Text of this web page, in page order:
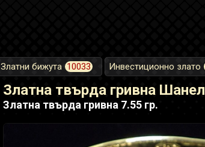
Златни бижута 10033 Инвестиционно злато
Златна твърда гривна Шанел
Златна твърда гривна 7.55 гр.